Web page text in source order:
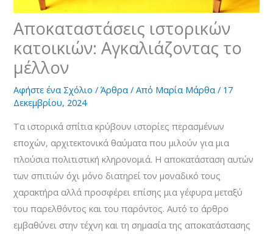
Αποκαταστάσεις ιστορικών
κατοικιών: Αγκαλιάζοντας το
μέλλον
Αφήστε ένα Σχόλιο /Άρθρα / Από Μαρία Μάρθα/ 17
Δεκεμβρίου, 2024
Τα ιστορικά σπίτια κρύβουν ιστορίες περασμένων
εποχών, αρχιτεκτονικά θαύματα που μιλούν για μια
πλούσια πολιτιστική κληρονομιά. Η αποκατάσταση αυτών
των σπιτιών όχι μόνο διατηρεί τον μοναδικό τους
χαρακτήρα αλλά προσφέρει επίσης μια γέφυρα μεταξύ
του παρελθόντος και του παρόντος. Αυτό το άρθρο
εμβαθύνει στην τέχνη και τη σημασία της αποκατάστασης